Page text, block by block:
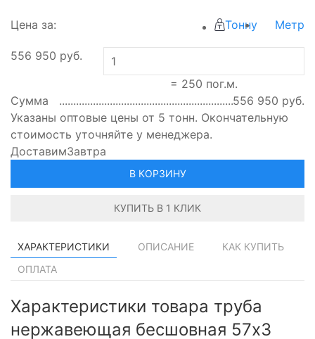
Цена за: Тонну Метр
556 950 руб.
= 250 пог.м.
Сумма
556 950 руб.
Указаны оптовые цены от 5 тонн. Окончательную
стоимость уточняйте у менеджера.
ДоставимЗавтра
В КОРЗИНУ
КУПИТЬ В 1 КЛИК
ХАРАКТЕРИСТИКИ ОПИСАНИЕ
КАК КУПИТЬ
ОПЛАТА
Характеристики товара труба
нержавеющая бесшовная 57х3